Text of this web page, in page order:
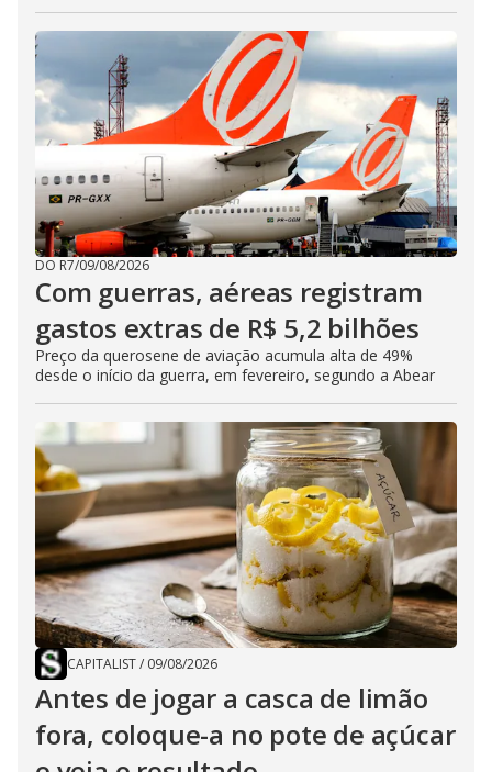
DO R7/09/08/2026
Com guerras, aéreas registram
gastos extras de R$ 5,2 bilhões
Preço da querosene de aviação acumula alta de 49%
desde o início da guerra, em fevereiro, segundo a Abear
CAPITALIST/ 09/08/2026
Antes de jogar a casca de limão
fora, coloque-a no pote de açúcar